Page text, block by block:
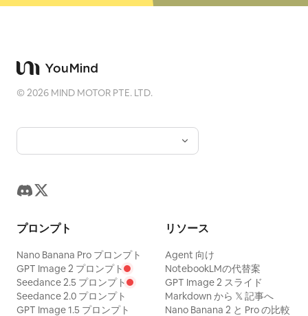
©2026 MIND MOTOR PTE. LTD.
プロンプト
Nano Banana Pro プロンプト
GPT Image 2 プロンプト
Seedance 2.5 プロンプト
Seedance 2.0 プロンプト
GPT Image 1.5 プロンプト
リソース
Agent 向け
NotebookLMの代替案
GPT Image 2 スライド
Markdown から 𝕏 記事へ
Nano Banana 2 と Pro の比較